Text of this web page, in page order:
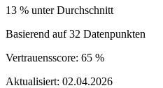
13 % unter Durchschnitt
Basierend auf32 Datenpunkten
Vertrauensscore: 65 %
Aktualisiert: 02.04.2026